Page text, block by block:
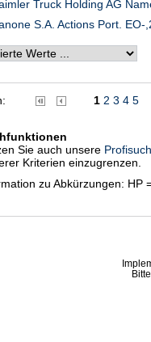
Truck Holding AG
S.A. Actions Port. EO-
1 2 3 4 5
Sie auch unsere
Kriterien einzugrenzen.
zu Abkürzungen: HP